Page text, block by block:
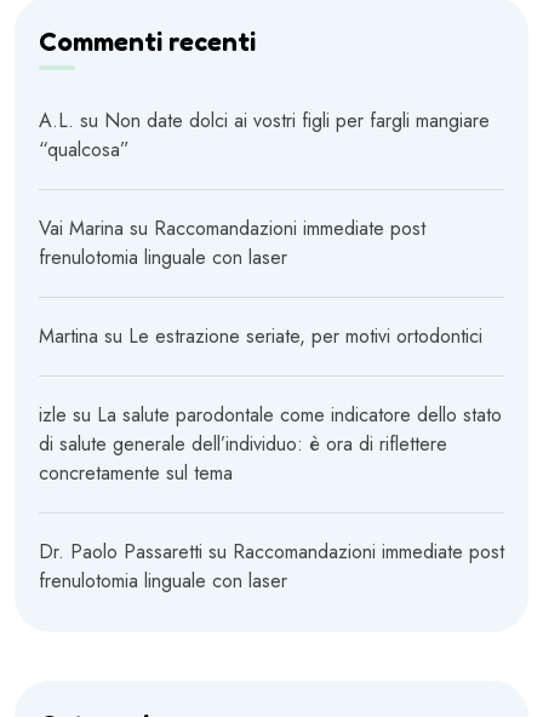
Commenti recenti
A.L. su Non date dolci ai vostri figli per fargli mangiare
“qualcosa”
Vai Marina su Raccomandazioni immediate post
frenulotomia linguale con laser
Martina su Le estrazione seriate, per motivi ortodontici
izle su La salute parodontale come indicatore dello stato
di salute generale dell’individuo: è ora di riflettere
concretamente sul tema
Dr. Paolo Passaretti su Raccomandazioni immediate post
frenulotomia linguale con laser